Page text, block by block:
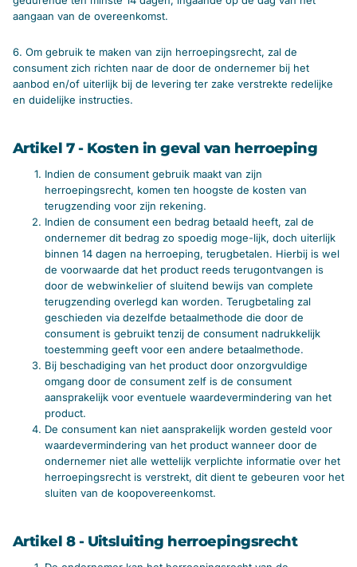
aangaan van de overeenkomst.
6. Om gebruik te maken van zijn herroepingsrecht, zal de
consument zich richten naar de door de ondernemer bij het
aanbod en/of uiterlijk bij de levering ter zake verstrekte redelijke
en duidelijke instructies.
Artikel 7 - Kosten in geval van herroeping
Indien de consument gebruik maakt van zijn
herroepingsrecht, komen ten hoogste de kosten van
terugzending voor zijn rekening.
Indien de consument een bedrag betaald heeft, zal de
ondernemer dit bedrag zo spoedig moge-lijk, doch uiterlijk
binnen 14 dagen na herroeping, terugbetalen. Hierbij is wel
de voorwaarde dat het product reeds terugontvangen is
door de webwinkelier of sluitend bewijs van complete
terugzending overlegd kan worden. Terugbetaling zal
geschieden via dezelfde betaalmethode die door de
consument is gebruikt tenzij de consument nadrukkelijk
toestemming geeft voor een andere betaalmethode.
Bij beschadiging van het product door onzorgvuldige
omgang door de consument zelf is de consument
aansprakelijk voor eventuele waardevermindering van het
product.
De consument kan niet aansprakelijk worden gesteld voor
waardevermindering van het product wanneer door de
ondernemer niet alle wettelijk verplichte informatie over het
herroepingsrecht is verstrekt, dit dient te gebeuren voor het
sluiten van de koopovereenkomst.
Artikel 8 - Uitsluiting herroepingsrecht